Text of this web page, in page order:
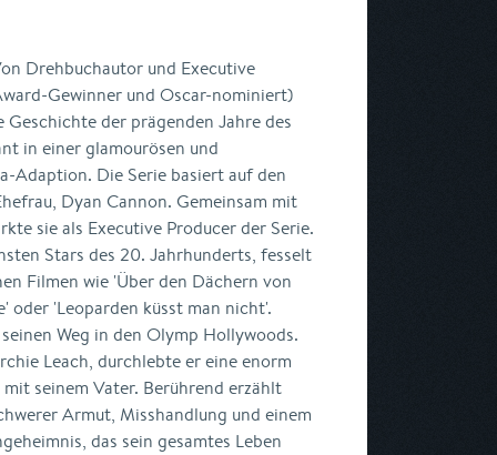
Drehbuchautor und Executive
Gewinner und Oscar-nominiert)
der prägenden Jahre des
in einer glamourösen und
Adaption. Die Serie basiert auf den
Dyan Cannon. Gemeinsam mit
sie als Executive Producer der Serie.
Stars des 20. Jahrhunderts, fesselt
Filmen wie 'Über den Dächern von
oder 'Leoparden küsst man nicht'.
Weg in den Olymp Hollywoods.
Leach, durchlebte er eine enorm
seinem Vater. Berührend erzählt
Armut, Misshandlung und einem
das sein gesamtes Leben